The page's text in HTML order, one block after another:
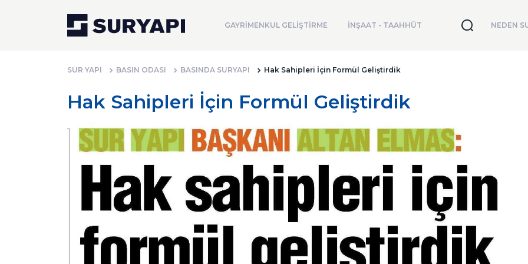
GAYRİMENKUL GELİŞTİRME İNŞAAT - TAAHHÜT NEDEN
SUR YAPI BASIN ODASI BASINDA SURYAPI Hak Sahipleri İçin Formül Geliştirdik
Hak Sahipleri İçin Formül Geliştirdik